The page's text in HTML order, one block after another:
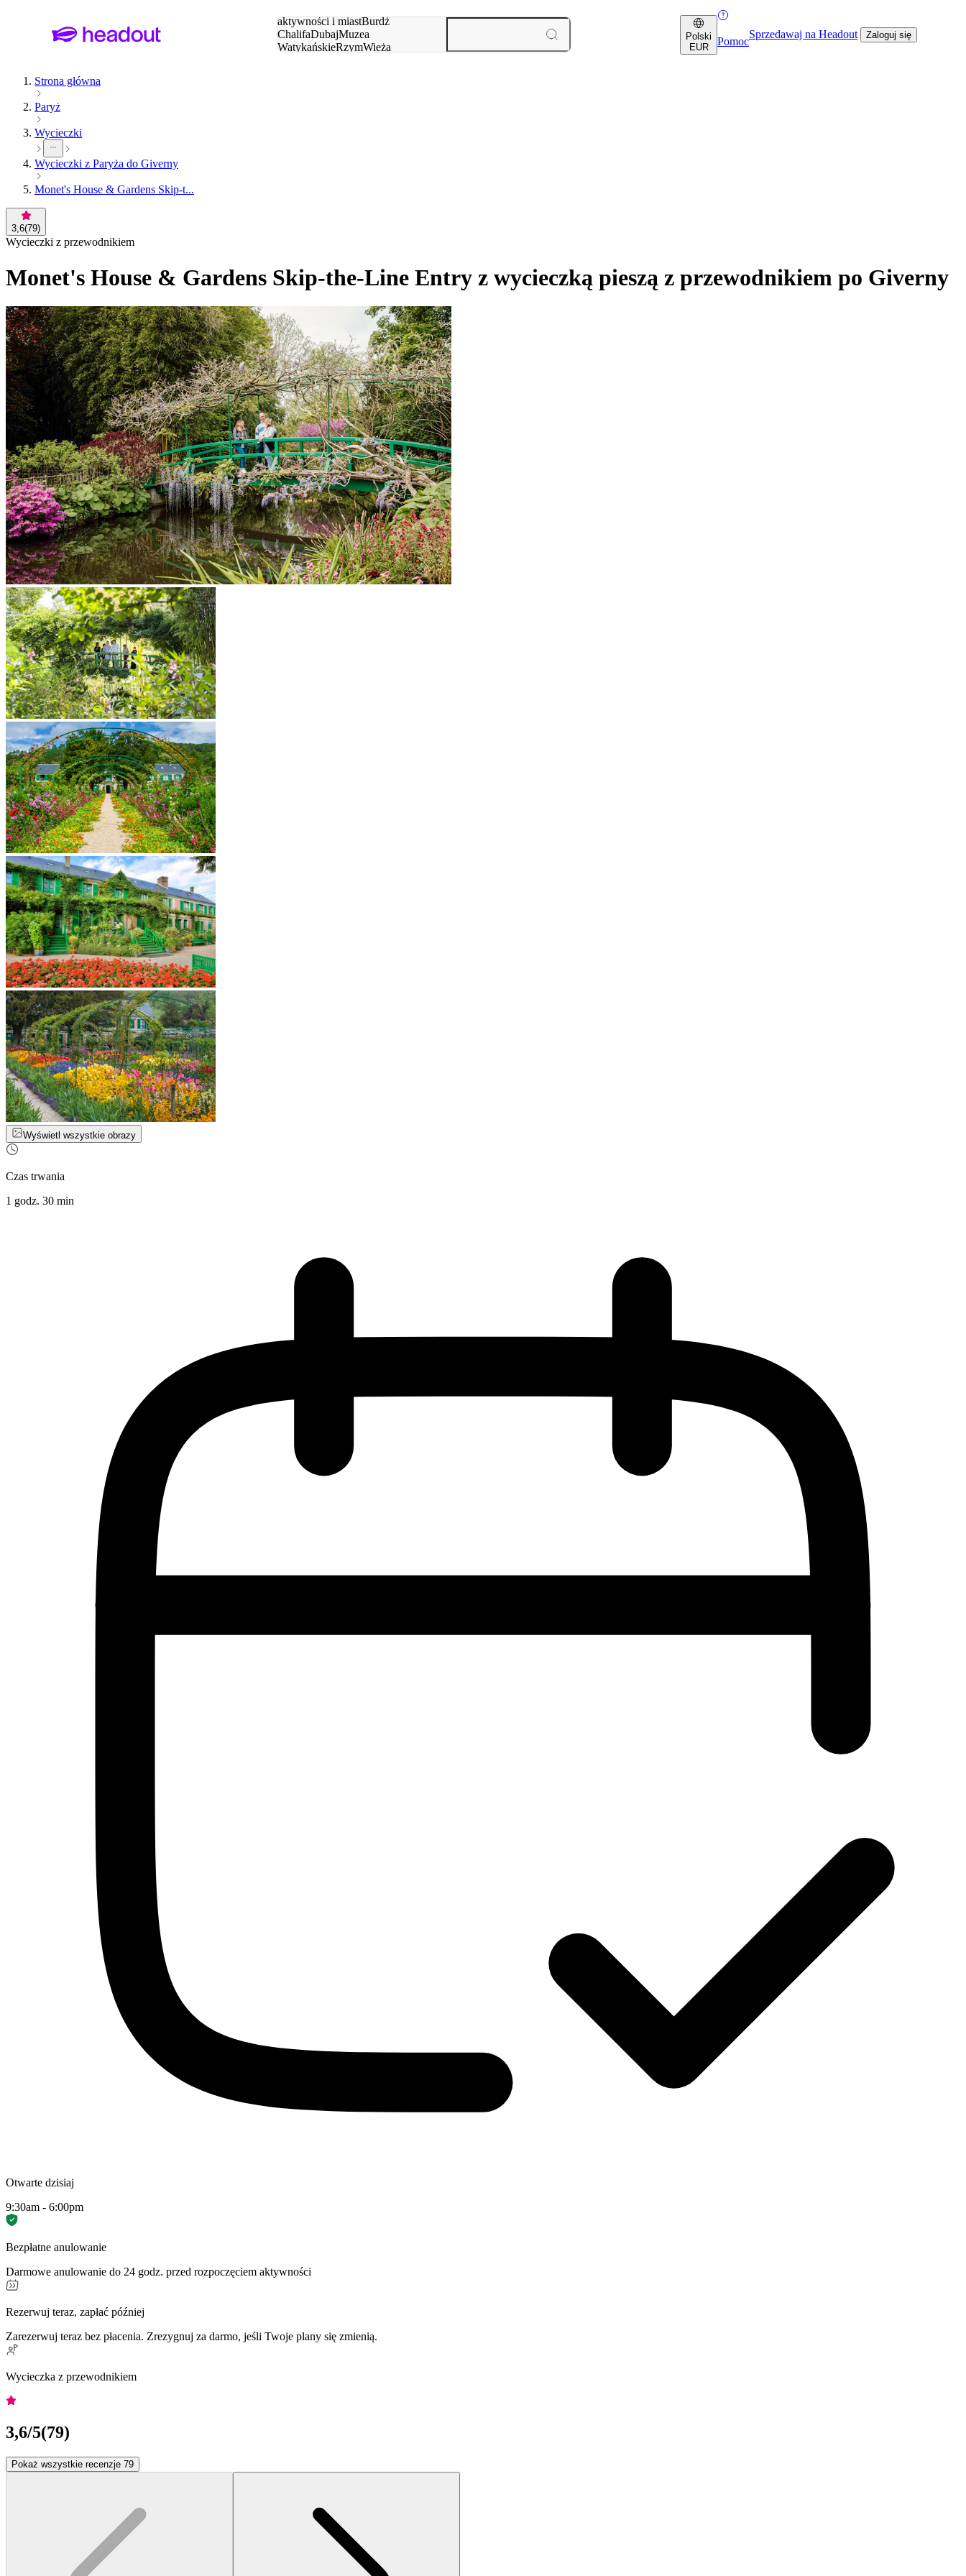
aktywności i miastBurdż
ChalifaDubajMuzea
WatykańskieRzymWieża
Polski
EUR
Pomoc
Sprzedawaj na Headout Zaloguj się
Strona główna
Paryż
Wycieczki
Wycieczki z Paryża do Giverny
Monet's House & Gardens Skip-t...
3,6(79)
Wycieczki z przewodnikiem
Monet's House & Gardens Skip-the-Line Entry z wycieczką pieszą z przewodnikiem po Giverny
Wyświetl wszystkie obrazy
Czas trwania
1 godz. 30 min
Otwarte dzisiaj
9:30am - 6:00pm
Bezpłatne anulowanie
Darmowe anulowanie do 24 godz. przed rozpoczęciem aktywności
Rezerwuj teraz, zapłać później
Zarezerwuj teraz bez płacenia. Zrezygnuj za darmo, jeśli Twoje plany się zmienią.
Wycieczka z przewodnikiem
3,6/5(79)
Pokaż wszystkie recenzje 79